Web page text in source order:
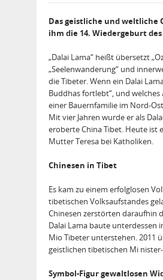
Das geistliche und weltliche
ihm die 14. Wiedergeburt
„Dalai Lama“ heißt übersetzt
„Seelenwanderung“ und
die Tibeter. Wenn ein Dalai
Buddhas fortlebt“, und welches
einer Bauernfamilie im
Mit vier Jahren wurde er als
eroberte China Tibet. Heute ist
Mutter Teresa bei Katholiken.
Chinesen in Tibet
Es kam zu einem erfolglosen
tibetischen Volksaufstandes
Chinesen zerstörten daraufhin
Dalai Lama baute unterdessen
Mio Tibeter unterstehen. 2011
geistlichen tibetischen Mi
Symbol‐Figur gewaltlosen